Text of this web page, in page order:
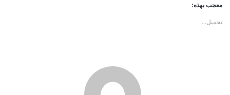
معجب بهذه:
تحميل...